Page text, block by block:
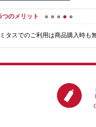
のメリット 1 2 3 4
タスでのご利用は商品購入時も